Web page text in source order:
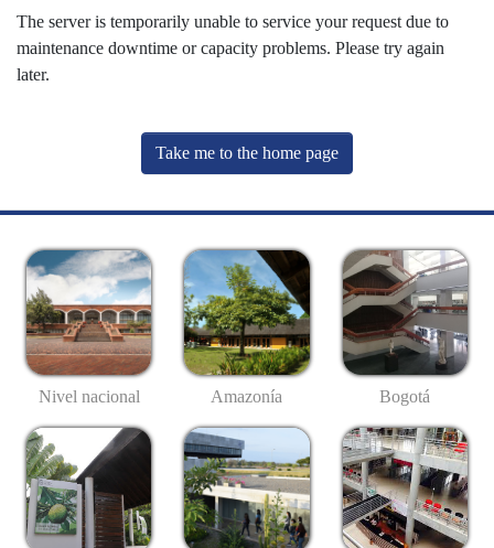
The server is temporarily unable to service your request due to
maintenance downtime or capacity problems. Please try again
later.
Take me to the home page
Nivel nacional Amazonía Bogotá